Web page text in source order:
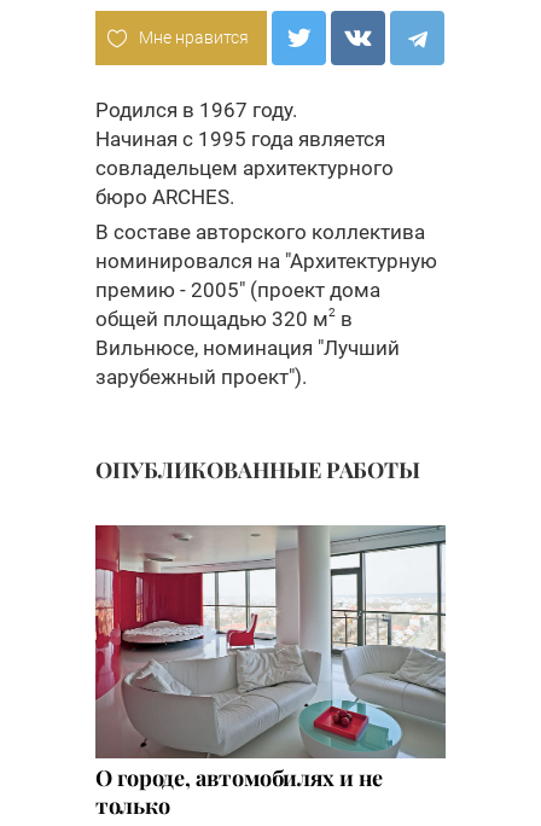
Мне нравится
Родился в 1967 году.
Начиная с 1995 года является
совладельцем архитектурного
бюро ARCHES.
В составе авторского коллектива
номинировался на "Архитектурную
премию - 2005" (проект дома
общей площадью 320 м2 в
Вильнюсе, номинация "Лучший
зарубежный проект").
ОПУБЛИКОВАННЫЕ РАБОТЫ
О городе, автомобилях и не
только